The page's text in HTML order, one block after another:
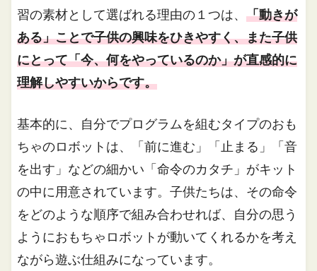
習の素材として選ばれる理由の１つは、「動きが
ある」ことで子供の興味をひきやすく、また子供
にとって「今、何をやっているのか」が直感的に
理解しやすいからです。
基本的に、自分でプログラムを組むタイプのおも
ちゃのロボットは、「前に進む」「止まる」「音
を出す」などの細かい「命令のカタチ」がキット
の中に用意されています。子供たちは、その命令
をどのような順序で組み合わせれば、自分の思う
ようにおもちゃロボットが動いてくれるかを考え
ながら遊ぶ仕組みになっています。